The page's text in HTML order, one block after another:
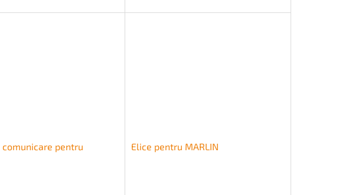
comunicare pentru
Elice pentru MARLIN